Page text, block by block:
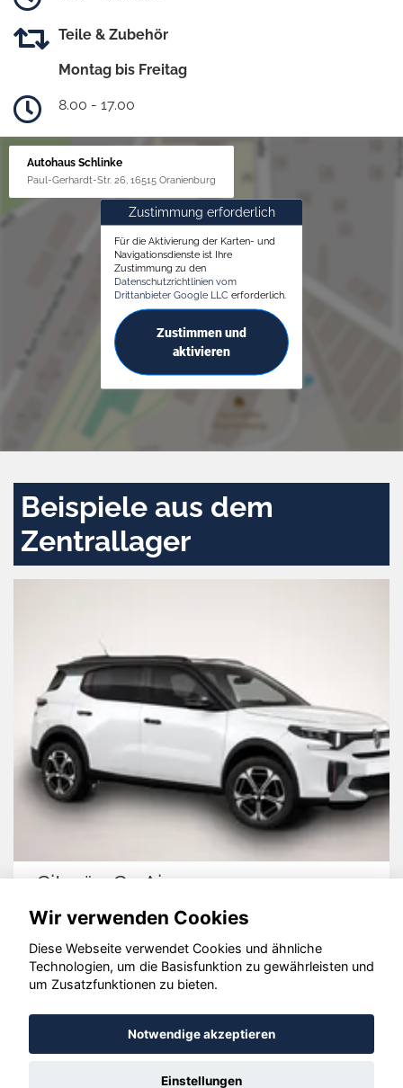
Teile & Zubehör
Montag bis Freitag
8.00 - 17.00
Autohaus Schlinke
Paul-Gerhardt-Str. 26, 16515 Oranienburg
Zustimmung erforderlich
Für die Aktivierung der Karten- und
Navigationsdienste ist Ihre
Zustimmung zu den
Datenschutzrichtlinien vom
Drittanbieter Google LLC erforderlich.
Zustimmen und
aktivieren
Beispiele aus dem
Zentrallager
Citroën C3 Aircross
© konjunkturmotor.de GmbH 2020 - 2026
Wir verwenden Cookies
Diese Webseite verwendet Cookies und ähnliche
Technologien, um die Basisfunktion zu gewährleisten und
um Zusatzfunktionen zu bieten.
Notwendige akzeptieren
Einstellungen